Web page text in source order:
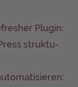
Plug­in:
struk­tu­